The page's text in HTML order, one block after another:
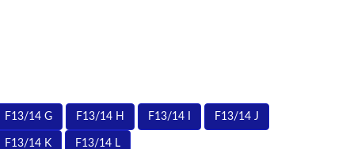
F13/14 G F13/14 H F13/14 I F13/14 J
F13/14 K F13/14 L